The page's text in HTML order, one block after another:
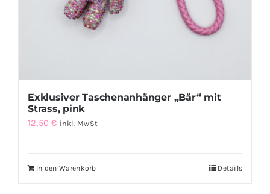
Produktseite
gewählt
Exklusiver Taschenanhänger „Bär“ mit
Strass, pink
12,50€ inkl. MwSt
In den Warenkorb Details